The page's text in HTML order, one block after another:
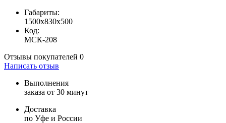
Габариты:
1500x830x500
Код:
МСК-208
Отзывы покупателей 0
Написать отзыв
Выполнения
заказа от 30 минут
Доставка
по Уфе и России